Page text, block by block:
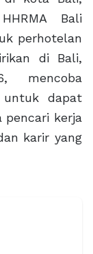
Bali
perhotelan
di Bali,
mencoba
untuk dapat
kerja
karir yang